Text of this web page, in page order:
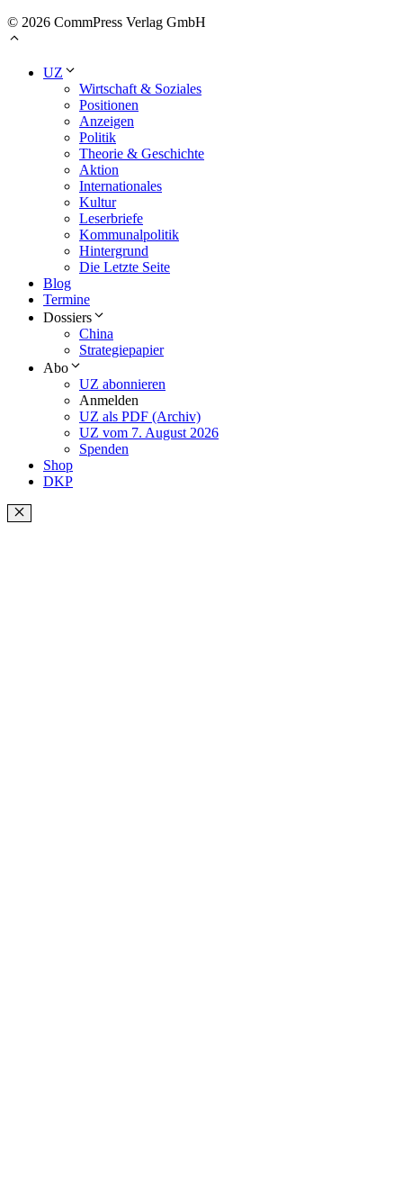
© 2026 CommPress Verlag GmbH
UZ
Wirtschaft & Soziales
Positionen
Anzeigen
Politik
Theorie & Geschichte
Aktion
Internationales
Kultur
Leserbriefe
Kommunalpolitik
Hintergrund
Die Letzte Seite
Blog
Termine
Dossiers
China
Strategiepapier
Abo
UZ abonnieren
Anmelden
UZ als PDF (Archiv)
UZ vom 7. August 2026
Spenden
Shop
DKP
Schließen